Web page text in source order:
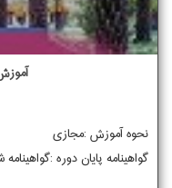
نحوه آموزش :مجازی
گواهینامه پایان دوره